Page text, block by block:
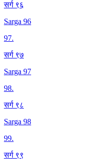
सर्ग ९६
Sarga 96
97.
सर्ग ९७
Sarga 97
98.
सर्ग ९८
Sarga 98
99.
सर्ग ९९